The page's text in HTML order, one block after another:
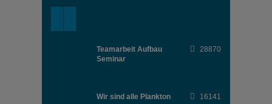
Teamarbeit Aufbau
Seminar
28870
Wir sind alle Plankton 16141